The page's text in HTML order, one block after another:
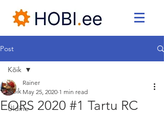
Post
Kõik
Üldine
Kõik
EORS 2020 #1 Tartu RC
Rainer
May 25, 2020 1 min read